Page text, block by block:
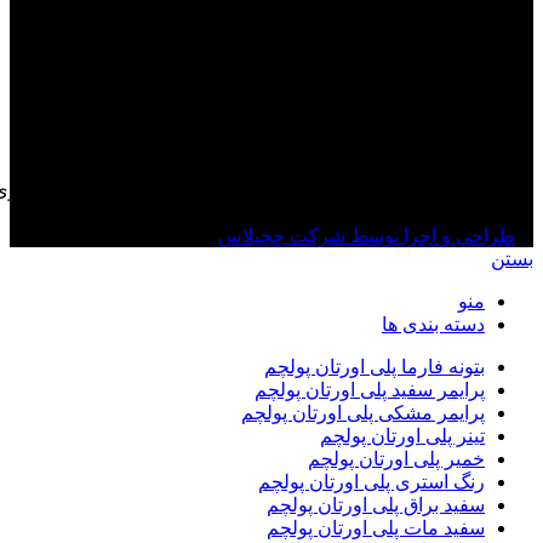
تمامی حقوق معنوی مالکیت این وب‌ سایت برای نمایندگی
طراحی و اجرا توسط شرکت چچیلاس
بستن
منو
دسته بندی ها
بتونه فارما پلی اورتان پولچم
پرایمر سفید پلی اورتان پولچم
پرایمر مشکی پلی اورتان پولچم
تینر پلی اورتان پولچم
خمیر پلی اورتان پولچم
رنگ استری پلی اورتان پولچم
سفید براق پلی اورتان پولچم
سفید مات پلی اورتان پولچم